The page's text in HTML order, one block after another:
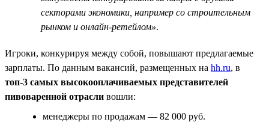
секторами экономики, например со строительным
рынком и онлайн-ретейлом».
Игроки, конкурируя между собой, повышают предлагаемые
зарплаты. По данным вакансий, размещенных на hh.ru, в
топ-3 самых высокооплачиваемых представителей
пивоваренной отрасли вошли:
менеджеры по продажам — 82 000 руб.